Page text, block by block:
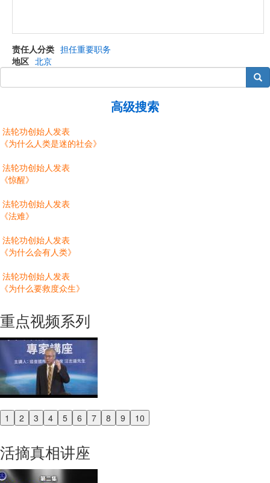
责任人分类 担任重要职务
地区 北京
搜索
高级搜索
法轮功创始人发表
《为什么人类是迷的社会》
法轮功创始人发表
《惊醒》
法轮功创始人发表
《法难》
法轮功创始人发表
《为什么会有人类》
法轮功创始人发表
《为什么要救度众生》
重点视频系列
1 2 3 4 5 6 7 8 9 10
Previous
活摘真相讲座